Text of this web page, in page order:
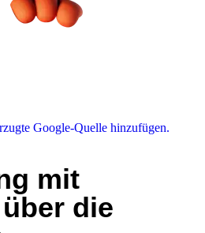
Google-Quelle hinzufügen.
mit
die